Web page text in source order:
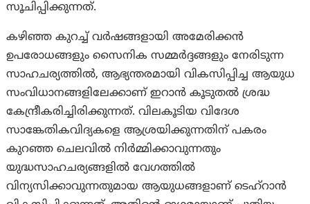
സൂചിപ്പിക്കുന്നത്.
കഴിഞ്ഞ കുറച്ച് വർഷങ്ങളായി അമേരിക്കൻ
ഉപരോധങ്ങളും സൈനിക സമ്മർദ്ദങ്ങളും നേരിടുന്ന
സാഹചര്യത്തിൽ, ആഭ്യന്തരമായി വികസിപ്പിച്ച ആയുധ
സംവിധാനങ്ങളിലേക്കാണ് ഇറാൻ കൂടുതൽ ശ്രദ്ധ
കേന്ദ്രീകരിച്ചിരിക്കുന്നത്. വിലകൂടിയ വിദേശ
സാങ്കേതികവിദ്യകളെ ആശ്രയിക്കുന്നതിന് പകരം
കുറഞ്ഞ ചെലവിൽ നിർമ്മിക്കാവുന്നതും
യുദ്ധസാഹചര്യങ്ങളിൽ വേഗത്തിൽ
വിന്യസിക്കാവുന്നതുമായ ആയുധങ്ങളാണ് ടെഹ്‌റാൻ